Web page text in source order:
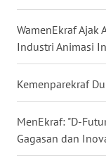
WamenEkraf Ajak
Industri Animasi
Kemenparekraf
MenEkraf: "D-
Gagasan dan
KALBAR
WN
KALTENG